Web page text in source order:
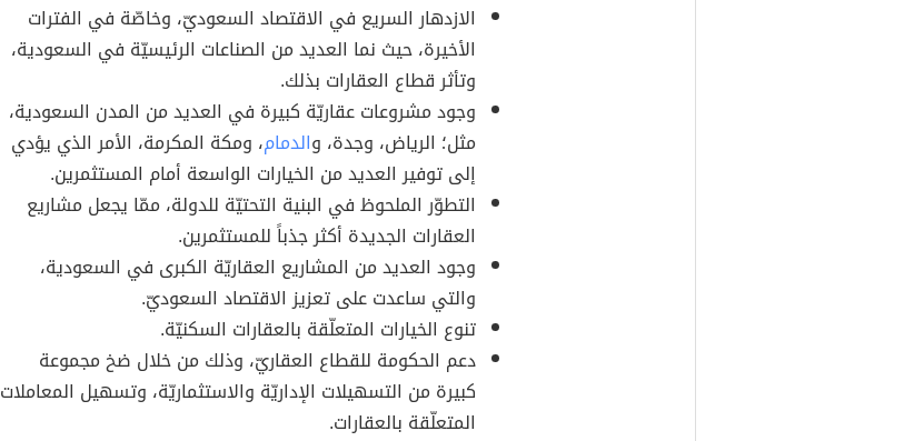
الازدهار السريع في الاقتصاد السعوديّ، وخاصّة في الفترات
الأخيرة، حيث نما العديد من الصناعات الرئيسيّة في السعودية،
وتأثر قطاع العقارات بذلك.
وجود مشروعات عقاريّة كبيرة في العديد من المدن السعودية،
مثل؛ الرياض، وجدة، والدمام، ومكة المكرمة، الأمر الذي يؤدي
إلى توفير العديد من الخيارات الواسعة أمام المستثمرين.
التطوّر الملحوظ في البنية التحتيّة للدولة، ممّا يجعل مشاريع
العقارات الجديدة أكثر جذباً للمستثمرين.
وجود العديد من المشاريع العقاريّة الكبرى في السعودية،
والتي ساعدت على تعزيز الاقتصاد السعوديّ.
تنوع الخيارات المتعلّقة بالعقارات السكنيّة.
دعم الحكومة للقطاع العقاريّ، وذلك من خلال ضخ مجموعة
كبيرة من التسهيلات الإداريّة والاستثماريّة، وتسهيل المعاملات
المتعلّقة بالعقارات.